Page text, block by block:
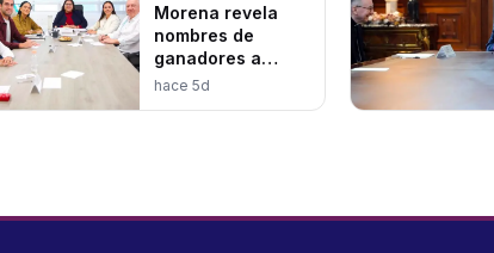
Morena revela
nombres de
ganadores a
aspirantes
hace 5d